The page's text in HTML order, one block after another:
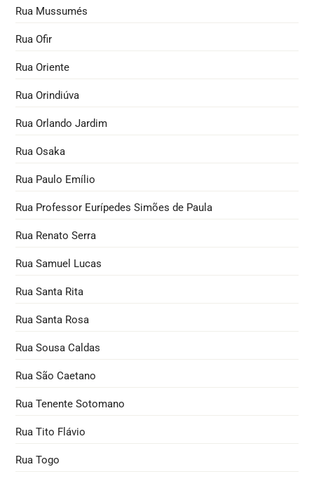
Rua Mussumés
Rua Ofir
Rua Oriente
Rua Orindiúva
Rua Orlando Jardim
Rua Osaka
Rua Paulo Emílio
Rua Professor Eurípedes Simões de Paula
Rua Renato Serra
Rua Samuel Lucas
Rua Santa Rita
Rua Santa Rosa
Rua Sousa Caldas
Rua São Caetano
Rua Tenente Sotomano
Rua Tito Flávio
Rua Togo